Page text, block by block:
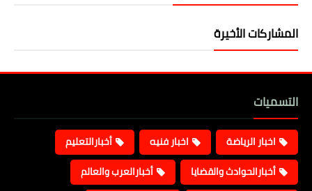
المشاركات الأخيرة
التسميات
اخبار الرياضة اخبار فنيه
أخبارالتعليم
أخبارالحوادث والقضايا
أخبارالعرب والعالم